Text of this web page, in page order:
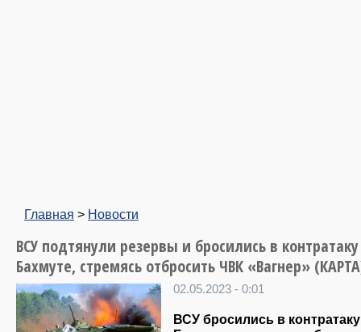
Главная > Новости
ВСУ подтянули резервы и бросились в
Бахмуте, стремясь отбросить ЧВК «Вагнер»
02.05.2023 - 0:01
ВСУ бросились в